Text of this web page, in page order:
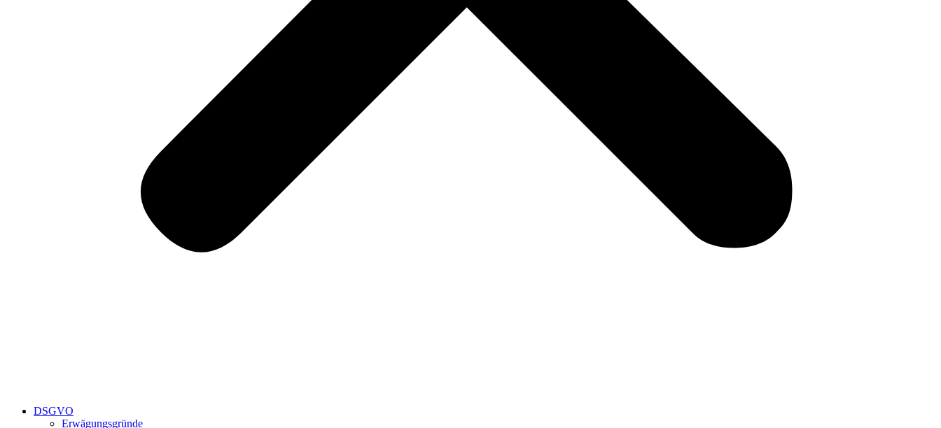
DSGVO
Erwägungsgründe